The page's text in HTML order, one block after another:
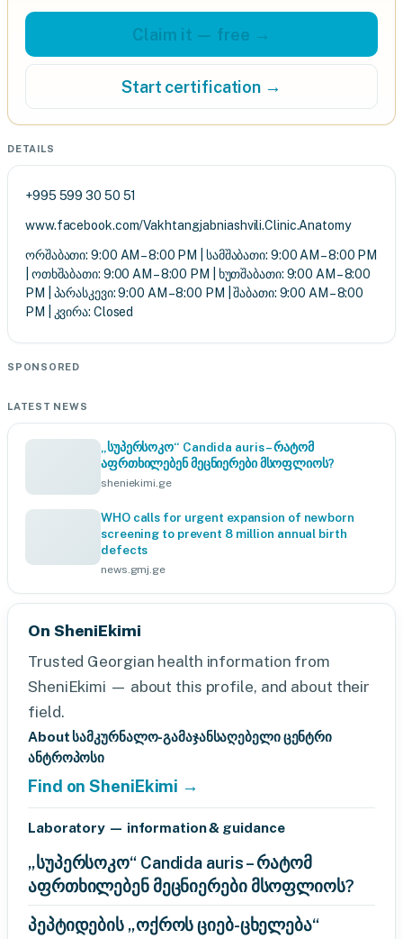
Claim it — free →
Start certification →
DETAILS
+995 599 30 50 51
www.facebook.com/Vakhtangjabniashvili.Clinic.Anatomy
ორშაბათი: 9:00 AM – 8:00 PM | სამშაბათი: 9:00 AM – 8:00 PM
| ოთხშაბათი: 9:00 AM – 8:00 PM | ხუთშაბათი: 9:00 AM – 8:00
PM | პარასკევი: 9:00 AM – 8:00 PM | შაბათი: 9:00 AM – 8:00
PM | კვირა: Closed
SPONSORED
LATEST NEWS
„სუპერსოკო“ Candida auris – რატომ
აფრთხილებენ მეცნიერები მსოფლიოს?
sheniekimi.ge
WHO calls for urgent expansion of newborn
screening to prevent 8 million annual birth
defects
news.gmj.ge
On SheniEkimi
Trusted Georgian health information from
SheniEkimi — about this profile, and about their
field.
About სამკურნალო-გამაჯანსაღებელი ცენტრი
ანტროპოსი
Find on SheniEkimi →
Laboratory — information & guidance
„სუპერსოკო“ Candida auris – რატომ
აფრთხილებენ მეცნიერები მსოფლიოს?
პეპტიდების „ოქროს ციებ-ცხელება“